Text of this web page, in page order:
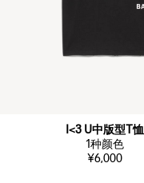
I<3 U中版型T恤
1种颜色
¥6,000